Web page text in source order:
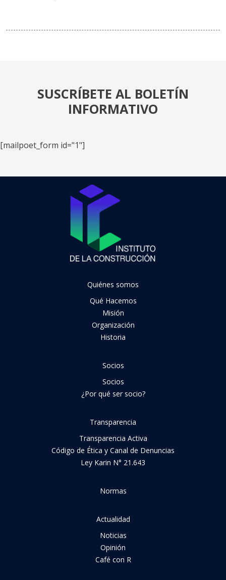
SUSCRÍBETE AL BOLETÍN
INFORMATIVO
[mailpoet_form id="1"]
Quiénes somos
Qué Hacemos
Misión
Organización
Historia
Socios
Socios
¿Por qué ser socio?
Transparencia
Transparencia Activa
Código de Ética y Canal de Denuncias
Ley Karin N° 21.643
Normas
Actualidad
Noticias
Opinión
Café con R